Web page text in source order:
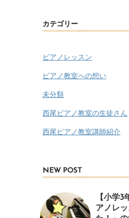
カテゴリー
ピアノレッスン
ピアノ教室への想い
未分類
西尾ピアノ教室の生徒さん
西尾ピアノ教室講師紹介
NEW POST
【小学3
アノレ